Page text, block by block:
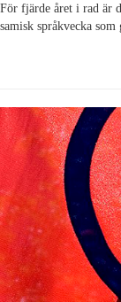
För fjärde året i rad är
samisk språkvecka